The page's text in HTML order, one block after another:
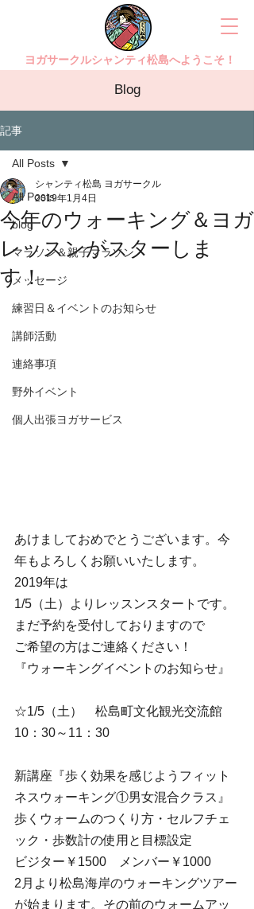
ヨガサークルシャンティ松島へようこそ！
Blog
記事
All Posts
blog
マラソン＆親子マラソン
メッセージ
練習日＆イベントのお知らせ
講師活動
連絡事項
野外イベント
個人出張ヨガサービス
All Posts
今年のウォーキング＆ヨガ
レッスンがスターしま
す！
シャンティ松島 ヨガサークル
2019年1月4日
あけましておめでとうございます。今
年もよろしくお願いいたします。
2019年は
1/5（土）よりレッスンスタートです。
まだ予約を受付しておりますので
ご希望の方はご連絡ください！
『ウォーキングイベントのお知らせ』
☆1/5（土）　松島町文化観光交流館
10：30～11：30
新講座『歩く効果を感じようフィット
ネスウォーキング①男女混合クラス』
歩くウォームのつくり方・セルフチェ
ック・歩数計の使用と目標設定
ビジター￥1500　メンバー￥1000
2月より松島海岸のウォーキングツアー
が始まります。その前のウォームアッ